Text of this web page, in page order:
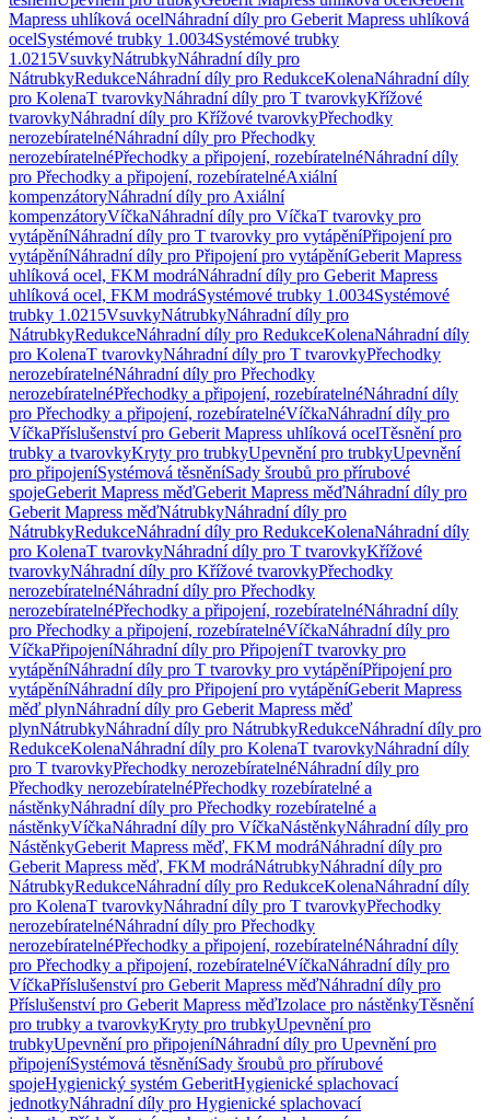
Mapress uhlíková ocelNáhradní díly pro Geberit Mapress uhlíková
ocelSystémové trubky 1.0034Systémové trubky
1.0215VsuvkyNátrubkyNáhradní díly pro
NátrubkyRedukceNáhradní díly pro RedukceKolenaNáhradní díly
pro KolenaT tvarovkyNáhradní díly pro T tvarovkyKřížové
tvarovkyNáhradní díly pro Křížové tvarovkyPřechodky
nerozebíratelnéNáhradní díly pro Přechodky
nerozebíratelnéPřechodky a připojení, rozebíratelnéNáhradní díly
pro Přechodky a připojení, rozebíratelnéAxiální
kompenzátoryNáhradní díly pro Axiální
kompenzátoryVíčkaNáhradní díly pro VíčkaT tvarovky pro
vytápěníNáhradní díly pro T tvarovky pro vytápěníPřipojení pro
vytápěníNáhradní díly pro Připojení pro vytápěníGeberit Mapress
uhlíková ocel, FKM modráNáhradní díly pro Geberit Mapress
uhlíková ocel, FKM modráSystémové trubky 1.0034Systémové
trubky 1.0215VsuvkyNátrubkyNáhradní díly pro
NátrubkyRedukceNáhradní díly pro RedukceKolenaNáhradní díly
pro KolenaT tvarovkyNáhradní díly pro T tvarovkyPřechodky
nerozebíratelnéNáhradní díly pro Přechodky
nerozebíratelnéPřechodky a připojení, rozebíratelnéNáhradní díly
pro Přechodky a připojení, rozebíratelnéVíčkaNáhradní díly pro
VíčkaPříslušenství pro Geberit Mapress uhlíková ocelTěsnění pro
trubky a tvarovkyKryty pro trubkyUpevnění pro trubkyUpevnění
pro připojeníSystémová těsněníSady šroubů pro přírubové
spojeGeberit Mapress měďGeberit Mapress měďNáhradní díly pro
Geberit Mapress měďNátrubkyNáhradní díly pro
NátrubkyRedukceNáhradní díly pro RedukceKolenaNáhradní díly
pro KolenaT tvarovkyNáhradní díly pro T tvarovkyKřížové
tvarovkyNáhradní díly pro Křížové tvarovkyPřechodky
nerozebíratelnéNáhradní díly pro Přechodky
nerozebíratelnéPřechodky a připojení, rozebíratelnéNáhradní díly
pro Přechodky a připojení, rozebíratelnéVíčkaNáhradní díly pro
VíčkaPřipojeníNáhradní díly pro PřipojeníT tvarovky pro
vytápěníNáhradní díly pro T tvarovky pro vytápěníPřipojení pro
vytápěníNáhradní díly pro Připojení pro vytápěníGeberit Mapress
měď plynNáhradní díly pro Geberit Mapress měď
plynNátrubkyNáhradní díly pro NátrubkyRedukceNáhradní díly pro
RedukceKolenaNáhradní díly pro KolenaT tvarovkyNáhradní díly
pro T tvarovkyPřechodky nerozebíratelnéNáhradní díly pro
Přechodky nerozebíratelnéPřechodky rozebíratelné a
nástěnkyNáhradní díly pro Přechodky rozebíratelné a
nástěnkyVíčkaNáhradní díly pro VíčkaNástěnkyNáhradní díly pro
NástěnkyGeberit Mapress měď, FKM modráNáhradní díly pro
Geberit Mapress měď, FKM modráNátrubkyNáhradní díly pro
NátrubkyRedukceNáhradní díly pro RedukceKolenaNáhradní díly
pro KolenaT tvarovkyNáhradní díly pro T tvarovkyPřechodky
nerozebíratelnéNáhradní díly pro Přechodky
nerozebíratelnéPřechodky a připojení, rozebíratelnéNáhradní díly
pro Přechodky a připojení, rozebíratelnéVíčkaNáhradní díly pro
VíčkaPříslušenství pro Geberit Mapress měďNáhradní díly pro
Příslušenství pro Geberit Mapress měďIzolace pro nástěnkyTěsnění
pro trubky a tvarovkyKryty pro trubkyUpevnění pro
trubkyUpevnění pro připojeníNáhradní díly pro Upevnění pro
připojeníSystémová těsněníSady šroubů pro přírubové
spojeHygienický systém GeberitHygienické splachovací
jednotkyNáhradní díly pro Hygienické splachovací